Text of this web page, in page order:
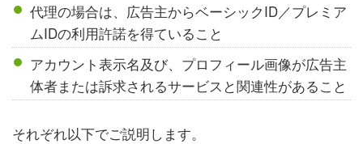
代理の場合は、広告主からベーシックID／プレミア
ムIDの利用許諾を得ていること
アカウント表示名及び、プロフィール画像が広告主
体者または訴求されるサービスと関連性があること
それぞれ以下でご説明します。